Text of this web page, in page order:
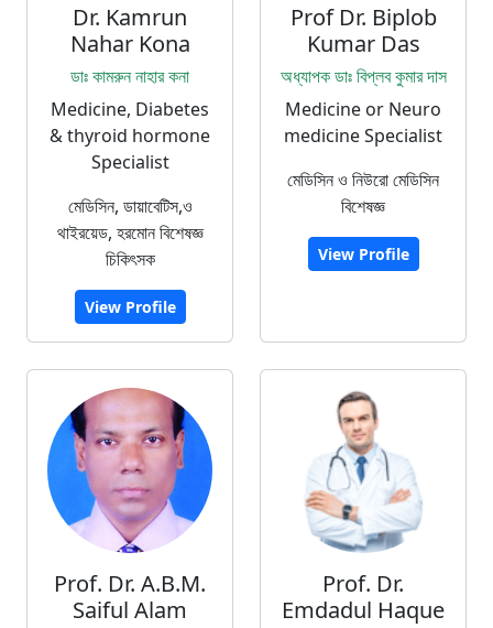
Dr. Kamrun
Nahar Kona
ডাঃ কামরুন নাহার কনা
Medicine, Diabetes
& thyroid hormone
Specialist
মেডিসিন, ডায়াবেটিস,ও
থাইরয়েড, হরমোন বিশেষজ্ঞ
চিকিৎসক
View Profile
Prof Dr. Biplob
Kumar Das
অধ্যাপক ডাঃ বিপ্লব কুমার দাস
Medicine or Neuro
medicine Specialist
মেডিসিন ও নিউরো মেডিসিন
বিশেষজ্ঞ
View Profile
Prof. Dr. A.B.M.
Saiful Alam
Prof. Dr.
Emdadul Haque